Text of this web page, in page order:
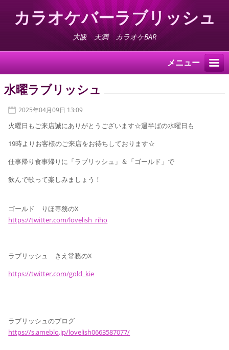
カラオケバーラブリッシュ
大阪 天満 カラオケBAR
メニュー
水曜ラブリッシュ
2025年04月09日 13:09
火曜日もご来店誠にありがとうございます☆週半ばの水曜日も
19時よりお客様のご来店をお待ちしております☆
仕事帰り食事帰りに「ラブリッシュ」＆「ゴールド」で
飲んで歌って楽しみましょう！
ゴールド りほ専務のX
https://twitter.com/lovelish_riho
ラブリッシュ きえ常務のX
https://twitter.com/gold_kie
ラブリッシュのブログ
https://s.ameblo.jp/lovelish0663587077/